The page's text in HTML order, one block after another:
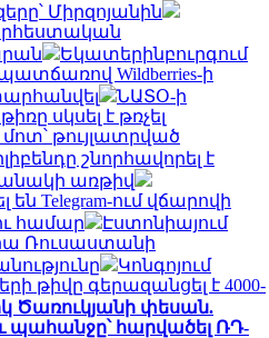
Միրզոյանին
Եկատերինբուրգում
Wildberries-ի
ՆԱՏՕ-ի
սկսել է թռչել
թույլատրված
շնորհավորել է
առթիվ
Telegram-ում վճարովի
համար
Էստոնիայում
Ռուսաստանի
Կոնգոյում
թիվը գերազանցել է 4000-
Ծառուկյանի փեսան.
պահանջը՝ հարվածել ՌԴ-